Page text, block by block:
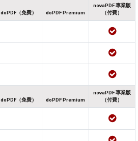
doPDF（免費） doPDF Premium
novaPDF 專業版
（付費）
doPDF（免費） doPDF Premium
novaPDF 專業版
（付費）